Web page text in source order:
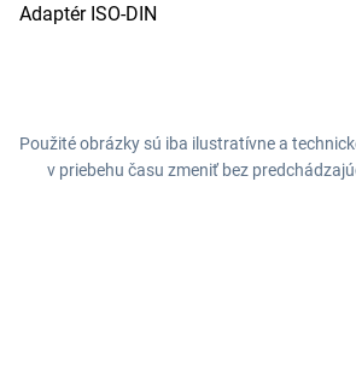
Adaptér ISO-DIN
Použité obrázky sú iba ilustratívne a
v priebehu času zmeniť bez